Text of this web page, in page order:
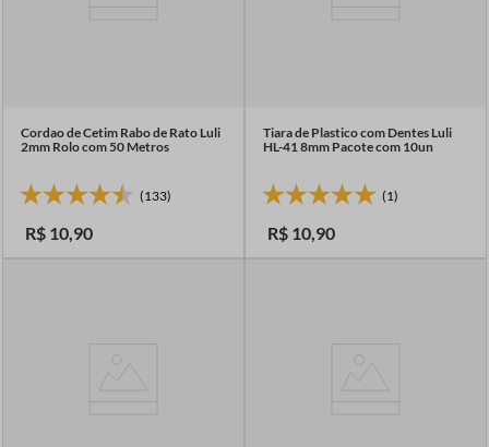
Cordao de Cetim Rabo de Rato Luli
2mm Rolo com 50 Metros
(133)
R$ 10,90
Tiara de Plastico com Dentes Luli
HL-41 8mm Pacote com 10un
(1)
R$ 10,90